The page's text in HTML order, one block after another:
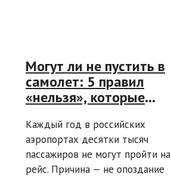
Могут ли не пустить в
самолет: 5 правил
«нельзя», которые
вылетом
Каждый год в российских
аэропортах десятки тысяч
пассажиров не могут пройти на
рейс. Причина — не опоздание